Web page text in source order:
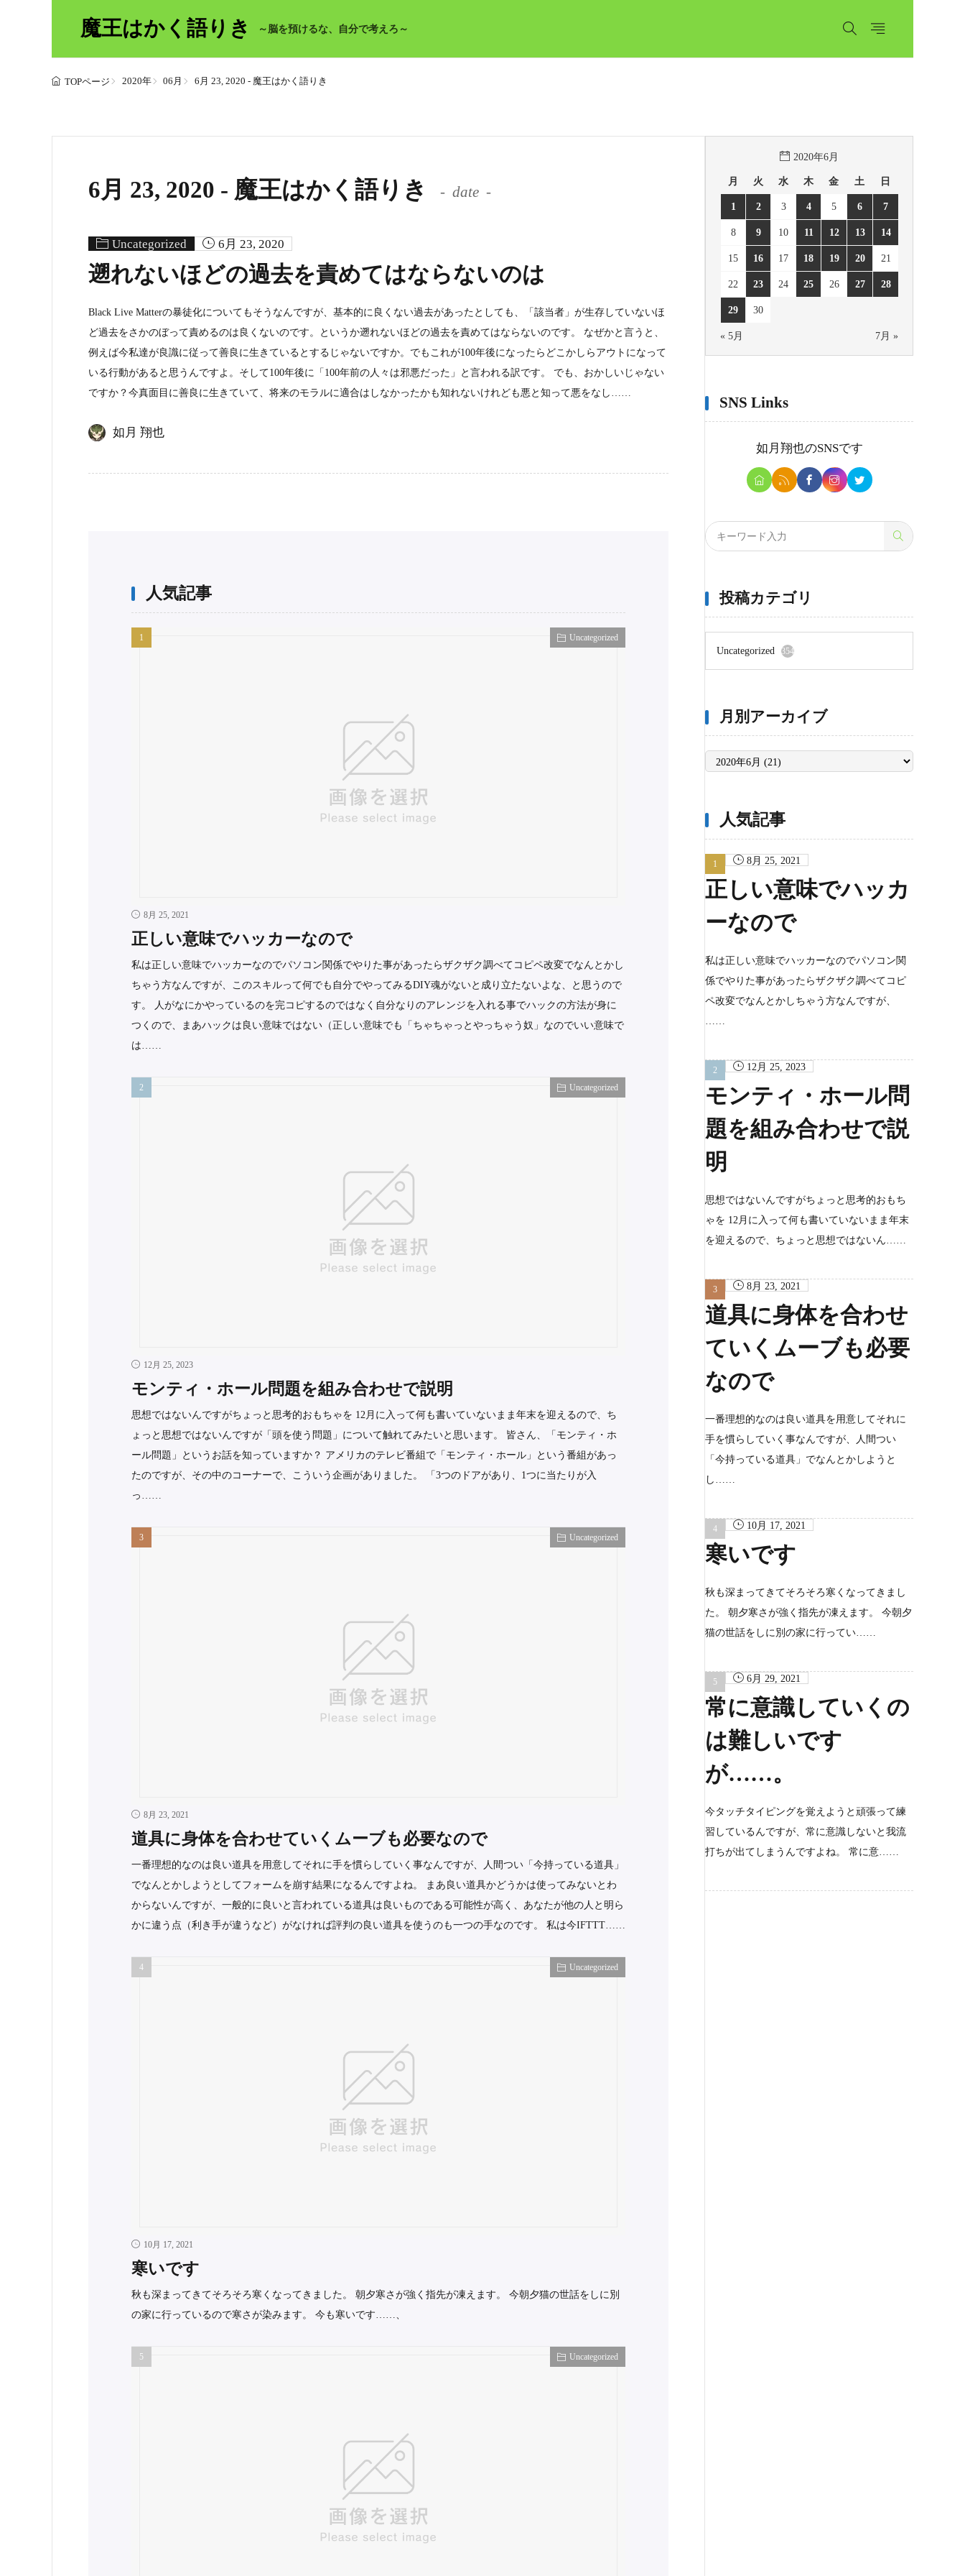
魔王はかく語りき ～脳を預けるな、自分で考えろ～
TOPページ 2020年 06月 6月 23, 2020 - 魔王はかく語りき
6月 23, 2020 - 魔王はかく語りき date
Uncategorized 6月 23, 2020
遡れないほどの過去を責めてはならないのは
Black Live Matterの暴徒化についてもそうなんですが、基本的に良くない過去があったとしても、「該当者」が生存していないほ
ど過去をさかのぼって責めるのは良くないのです。というか遡れないほどの過去を責めてはならないのです。 なぜかと言うと、
例えば今私達が良識に従って善良に生きているとするじゃないですか。でもこれが100年後になったらどこかしらアウトになって
いる行動があると思うんですよ。そして100年後に「100年前の人々は邪悪だった」と言われる訳です。 でも、おかしいじゃない
ですか？今真面目に善良に生きていて、将来のモラルに適合はしなかったかも知れないけれども悪と知って悪をなし……
如月 翔也
人気記事
Uncategorized
8月 25, 2021
正しい意味でハッカーなので
私は正しい意味でハッカーなのでパソコン関係でやりた事があったらザクザク調べてコピペ改変でなんとかし
ちゃう方なんですが、このスキルって何でも自分でやってみるDIY魂がないと成り立たないよな、と思うので
す。 人がなにかやっているのを完コピするのではなく自分なりのアレンジを入れる事でハックの方法が身に
つくので、まあハックは良い意味ではない（正しい意味でも「ちゃちゃっとやっちゃう奴」なのでいい意味で
は……
Uncategorized
12月 25, 2023
モンティ・ホール問題を組み合わせで説明
思想ではないんですがちょっと思考的おもちゃを 12月に入って何も書いていないまま年末を迎えるので、ち
ょっと思想ではないんですが「頭を使う問題」について触れてみたいと思います。 皆さん、「モンティ・ホ
ール問題」というお話を知っていますか？ アメリカのテレビ番組で「モンティ・ホール」という番組があっ
たのですが、その中のコーナーで、こういう企画がありました。 「3つのドアがあり、1つに当たりが入
っ……
Uncategorized
8月 23, 2021
道具に身体を合わせていくムーブも必要なので
一番理想的なのは良い道具を用意してそれに手を慣らしていく事なんですが、人間つい「今持っている道具」
でなんとかしようとしてフォームを崩す結果になるんですよね。 まあ良い道具かどうかは使ってみないとわ
からないんですが、一般的に良いと言われている道具は良いものである可能性が高く、あなたが他の人と明ら
かに違う点（利き手が違うなど）がなければ評判の良い道具を使うのも一つの手なのです。 私は今IFTTT……
Uncategorized
10月 17, 2021
寒いです
秋も深まってきてそろそろ寒くなってきました。 朝夕寒さが強く指先が凍えます。 今朝夕猫の世話をしに別
の家に行っているので寒さが染みます。 今も寒いです……、
Uncategorized
2020年6月
月 火 水 木 金 土 日
1 2 3 4 5 6 7
8 9 10 11 12 13 14
15 16 17 18 19 20 21
22 23 24 25 26 27 28
29 30
« 5月 7月 »
SNS Links
如月翔也のSNSです
投稿カテゴリ
Uncategorized 354
月別アーカイブ
月
ア
ブ
人気記事
8月 25, 2021
正しい意味でハッカ
ーなので
私は正しい意味でハッカーなのでパソコン関
係でやりた事があったらザクザク調べてコピ
ペ改変でなんとかしちゃう方なんですが、
12月 25, 2023
モンティ・ホール問
題を組み合わせで説
明
思想ではないんですがちょっと思考的おもち
ゃを 12月に入って何も書いていないまま年末
を迎えるので、ちょっと思想ではないん……
8月 23, 2021
道具に身体を合わせ
ていくムーブも必要
なので
一番理想的なのは良い道具を用意してそれに
手を慣らしていく事なんですが、人間つい
「今持っている道具」でなんとかしようと
し……
10月 17, 2021
寒いです
秋も深まってきてそろそろ寒くなってきまし
た。 朝夕寒さが強く指先が凍えます。 今朝夕
猫の世話をしに別の家に行ってい……
6月 29, 2021
常に意識していくの
は難しいです
が……。
今タッチタイピングを覚えようと頑張って練
習しているんですが、常に意識しないと我流
打ちが出てしまうんですよね。 常に意……